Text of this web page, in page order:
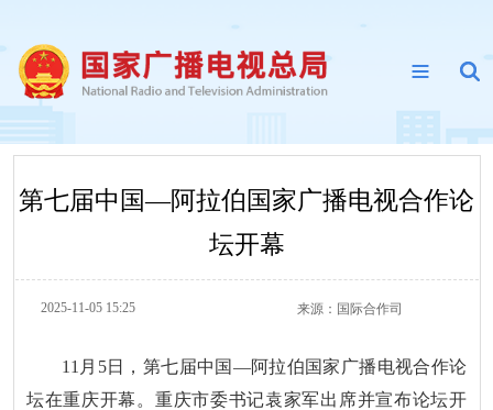
第七届中国—阿拉伯国家广播电视合作论
坛开幕
2025-11-05 15:25 来源： 国际合作司
11月5日，第七届中国—阿拉伯国家广播电视合作论
坛在重庆开幕。重庆市委书记袁家军出席并宣布论坛开